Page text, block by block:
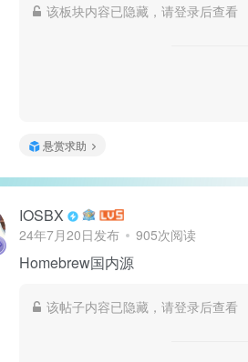
该板块内容已隐藏，请登录后查看
悬赏求助
IOSBX
24年7月20日发布 905次阅读
Homebrew国内源
该帖子内容已隐藏，请登录后查看